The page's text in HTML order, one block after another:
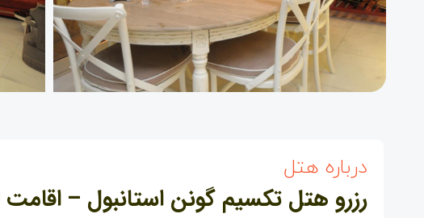
درباره هتل
رزرو هتل تکسیم گونن استانبول –